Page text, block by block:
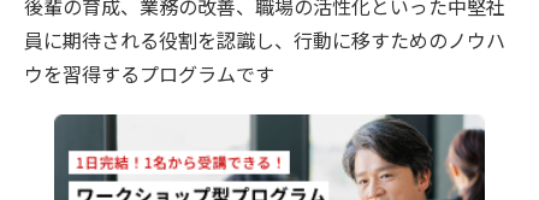
後輩の育成、業務の改善、職場の活性化といった中堅社
員に期待される役割を認識し、行動に移すためのノウハ
ウを習得するプログラムです